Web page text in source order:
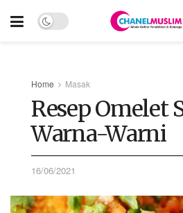
Home Masak
Resep Omelet
Warna-Warni
16/06/2021